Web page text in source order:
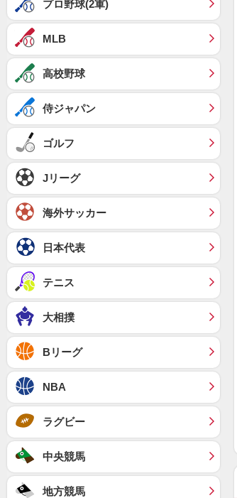
プロ野球(2軍)
MLB
高校野球
侍ジャパン
ゴルフ
Jリーグ
海外サッカー
日本代表
テニス
大相撲
Bリーグ
NBA
ラグビー
中央競馬
地方競馬